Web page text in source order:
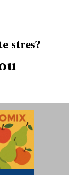
stres?